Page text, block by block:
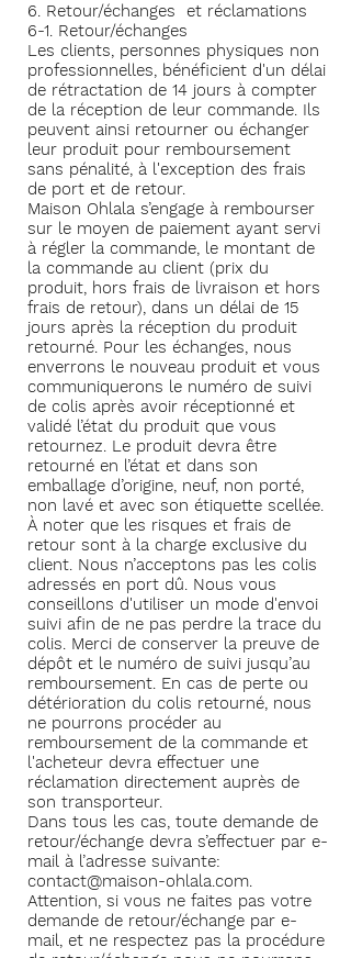
6. Retour/échanges et réclamations
6-1. Retour/échanges
Les clients, personnes physiques non
professionnelles, bénéficient d'un délai
de rétractation de 14 jours à compter
de la réception de leur commande. Ils
peuvent ainsi retourner ou échanger
leur produit pour remboursement
sans pénalité, à l'exception des frais
de port et de retour.
Maison Ohlala s’engage à rembourser
sur le moyen de paiement ayant servi
à régler la commande, le montant de
la commande au client (prix du
produit, hors frais de livraison et hors
frais de retour), dans un délai de 15
jours après la réception du produit
retourné. Pour les échanges, nous
enverrons le nouveau produit et vous
communiquerons le numéro de suivi
de colis après avoir réceptionné et
validé l’état du produit que vous
retournez. Le produit devra être
retourné en l’état et dans son
emballage d’origine, neuf, non porté,
non lavé et avec son étiquette scellée.
À noter que les risques et frais de
retour sont à la charge exclusive du
client. Nous n’acceptons pas les colis
adressés en port dû. Nous vous
conseillons d'utiliser un mode d'envoi
suivi afin de ne pas perdre la trace du
colis. Merci de conserver la preuve de
dépôt et le numéro de suivi jusqu’au
remboursement. En cas de perte ou
détérioration du colis retourné, nous
ne pourrons procéder au
remboursement de la commande et
l'acheteur devra effectuer une
réclamation directement auprès de
son transporteur.
Dans tous les cas, toute demande de
retour/échange devra s’effectuer par e-
mail à l’adresse suivante:
contact@maison-ohlala.com.
Attention, si vous ne faites pas votre
demande de retour/échange par e-
mail, et ne respectez pas la procédure